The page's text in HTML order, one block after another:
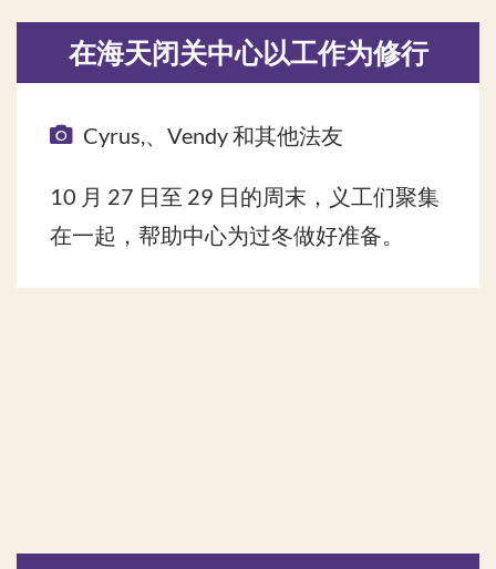
在海天闭关中心以工作为修行
Cyrus,、Vendy 和其他法友
10 月 27 日至 29 日的周末，义工们聚集
在一起，帮助中心为过冬做好准备。